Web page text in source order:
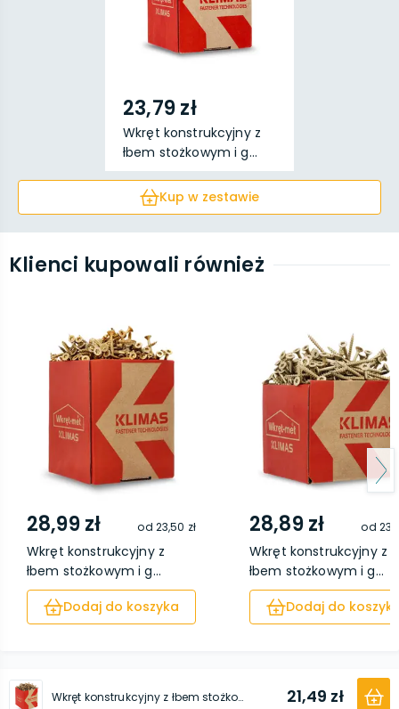
23,79 zł
Wkręt konstrukcyjny z
łbem stożkowym i g...
Kup w zestawie
Klienci kupowali również
28,99 zł od 23,50 zł
Wkręt konstrukcyjny z
łbem stożkowym i g...
Dodaj do koszyka
28,89 zł od
Wkręt konstrukcyjny z
łbem stożkowym i g...
Dodaj do
Wkręt konstrukcyjny z łbem stożkowym i gniazdem TX 3,0 x 35 500 sztuk 21,49 zł